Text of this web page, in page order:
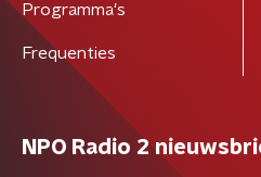
Programma's
Frequenties
NPO Radio 2